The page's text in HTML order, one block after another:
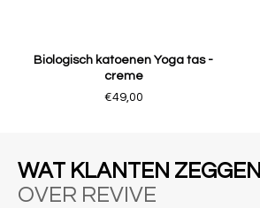
Biologisch katoenen Yoga tas -
creme
€49,00
WAT KLANTEN ZEGGEN
OVER REVIVE